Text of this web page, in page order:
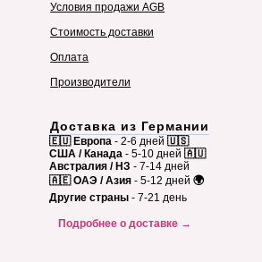
Условия продажи AGB
Стоимость доставки
Оплата
Производители
Доставка из Германии
🇪🇺 Европа - 2-6 дней 🇺🇸
США / Канада - 5-10 дней 🇦🇺
Австралия / НЗ - 7-14 дней
🇦🇪 ОАЭ / Азия - 5-12 дней 🌍
Другие страны - 7-21 день
Подробнее о доставке →